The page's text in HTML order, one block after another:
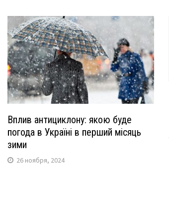
Вплив антициклону: якою буде
погода в Україні в перший місяць
зими
26 ноября, 2024